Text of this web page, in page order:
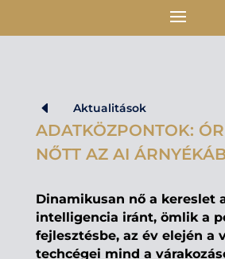
D Aktualitások
ADATKÖZPONTOK:
NŐTT AZ AI
Dinamikusan nő a kereslet
intelligencia iránt, ömlik a
fejlesztésbe, az év elején a
techcégei mind a